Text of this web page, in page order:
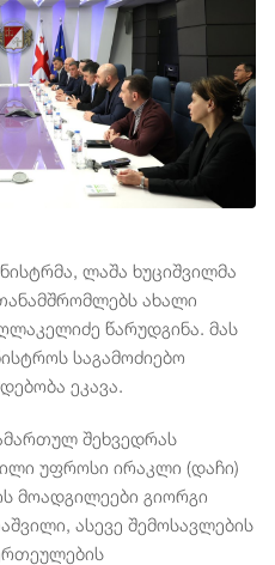
ლაშა ხუციშვილმა
ახალი
წარუდგინა. მას
საგამოძიებო
ეკავა.
შეხვედრას
უფროსი ირაკლი (დაჩი)
მოადგილეები გიორგი
ასევე შემოსავლების